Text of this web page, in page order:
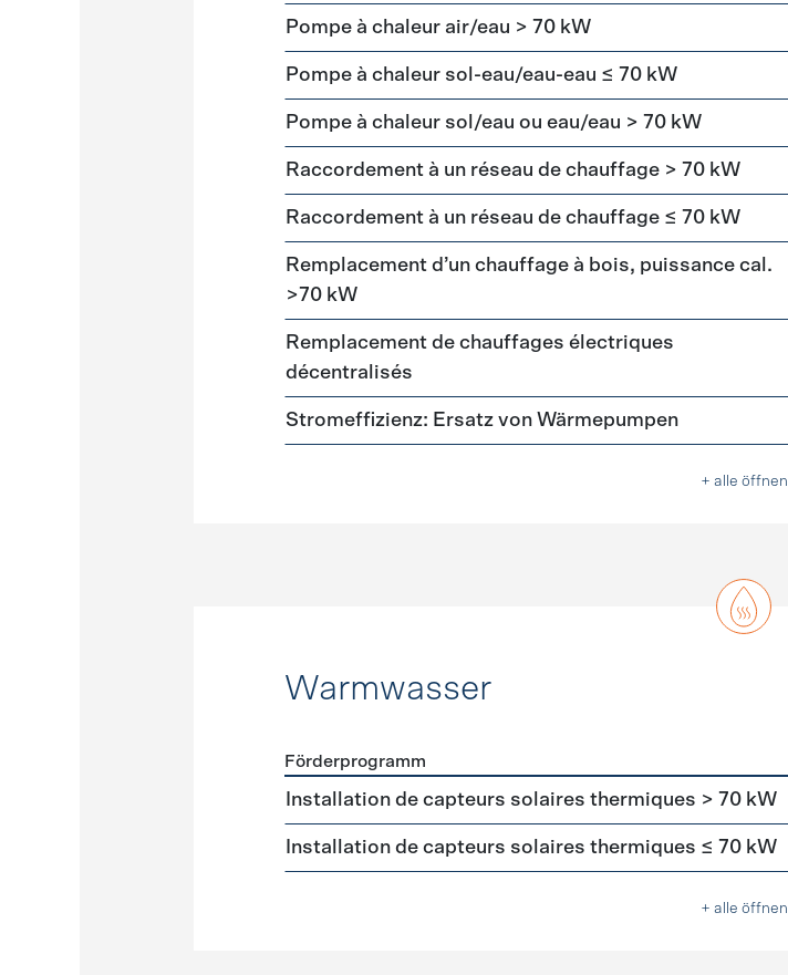
Pompe à chaleur air/eau > 70 kW
Pompe à chaleur sol-eau/eau-eau ≤ 70 kW
Pompe à chaleur sol/eau ou eau/eau > 70 kW
Raccordement à un réseau de chauffage > 70 kW
Raccordement à un réseau de chauffage ≤ 70 kW
Remplacement d’un chauffage à bois, puissance cal.
>70 kW
Remplacement de chauffages électriques
décentralisés
Stromeffizienz: Ersatz von Wärmepumpen
+ alle öffnen
Warmwasser
Förderprogramme Warmwasser
Förderprogramm
Installation de capteurs solaires thermiques > 70 kW
Installation de capteurs solaires thermiques ≤ 70 kW
+ alle öffnen